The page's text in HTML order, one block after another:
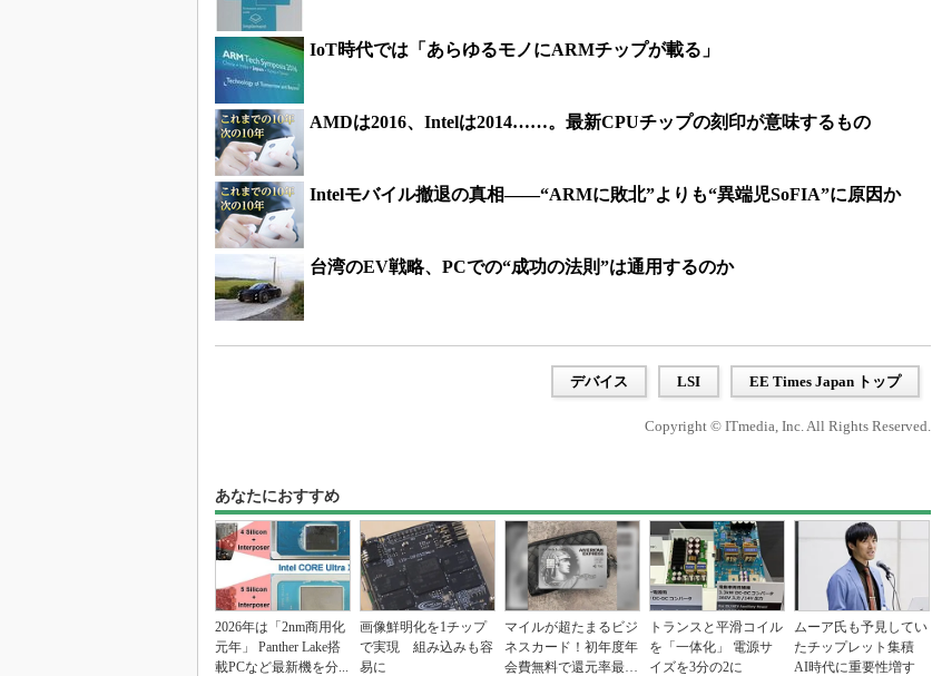
IoT時代では「あらゆるモノにARMチップが載る」
AMDは2016、Intelは2014……。最新CPUチップの刻印が意味するもの
Intelモバイル撤退の真相――“ARMに敗北”よりも“異端児SoFIA”に原因か
台湾のEV戦略、PCでの“成功の法則”は通用するのか
デバイス LSI EE Times Japan トップ
Copyright © ITmedia, Inc. All Rights Reserved.
あなたにおすすめ
2026年は「2nm商用化
元年」 Panther Lake搭
載PCなど最新機を分...
画像鮮明化を1チップ
で実現 組み込みも容
易に
マイルが超たまるビジ
ネスカード！初年度年
会費無料で還元率最大
トランスと平滑コイル
を「一体化」 電源サ
イズを3分の2に
ムーア氏も予見してい
たチップレット集積
AI時代に重要性増す